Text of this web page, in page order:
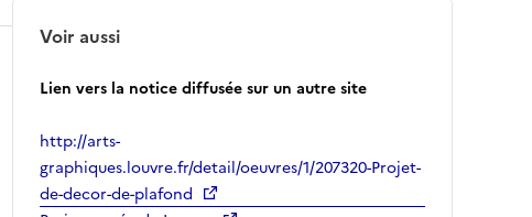
Voir aussi
Lien vers la notice diffusée sur un autre site
http://arts-
graphiques.louvre.fr/detail/oeuvres/1/207320-Projet-
de-decor-de-plafond